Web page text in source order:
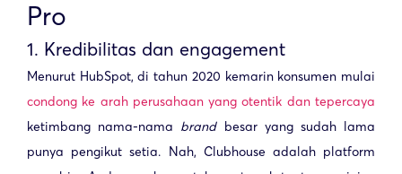
Pro
1. Kredibilitas dan engagement
Menurut HubSpot, di tahun 2020 kemarin konsumen mulai
condong ke arah perusahaan yang otentik dan tepercaya
ketimbang nama-nama brandbesar yang sudah lama
punya pengikut setia. Nah, Clubhouse adalah platform